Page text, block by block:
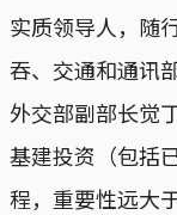
实质领导人，随
吞、交通和通讯
外交部副部长觉
基建投资（包括
程，重要性远大